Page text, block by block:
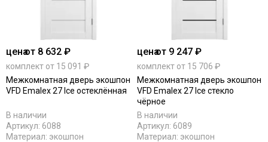
ценаот 8 632 ₽
комплект от 15 091 ₽
Межкомнатная дверь экошпон
VFD Emalex 27 Ice остеклённая
В наличии
Артикул: 6088
Материал: экошпон
ценаот 9 247 ₽
комплект от 15 706 ₽
Межкомнатная дверь экошпон
VFD Emalex 27 Ice стекло
чёрное
В наличии
Артикул: 6089
Материал: экошпон